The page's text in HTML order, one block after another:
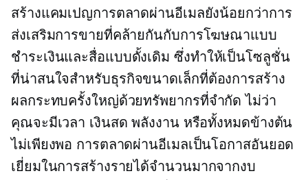
สร้างแคมเปญการตลาดผ่านอีเมลยังน้อยกว่าการ
ส่งเสริมการขายที่คล้ายกันกับการโฆษณาแบบ
ชำระเงินและสื่อแบบดั้งเดิม ซึ่งทำให้เป็นโซลูชั่น
ที่น่าสนใจสำหรับธุรกิจขนาดเล็กที่ต้องการสร้าง
ผลกระทบครั้งใหญ่ด้วยทรัพยากรที่จำกัด ไม่ว่า
คุณจะมีเวลา เงินสด พลังงาน หรือทั้งหมดข้างต้น
ไม่เพียงพอ การตลาดผ่านอีเมลเป็นโอกาสอันยอด
เยี่ยมในการสร้างรายได้จำนวนมากจากงบ